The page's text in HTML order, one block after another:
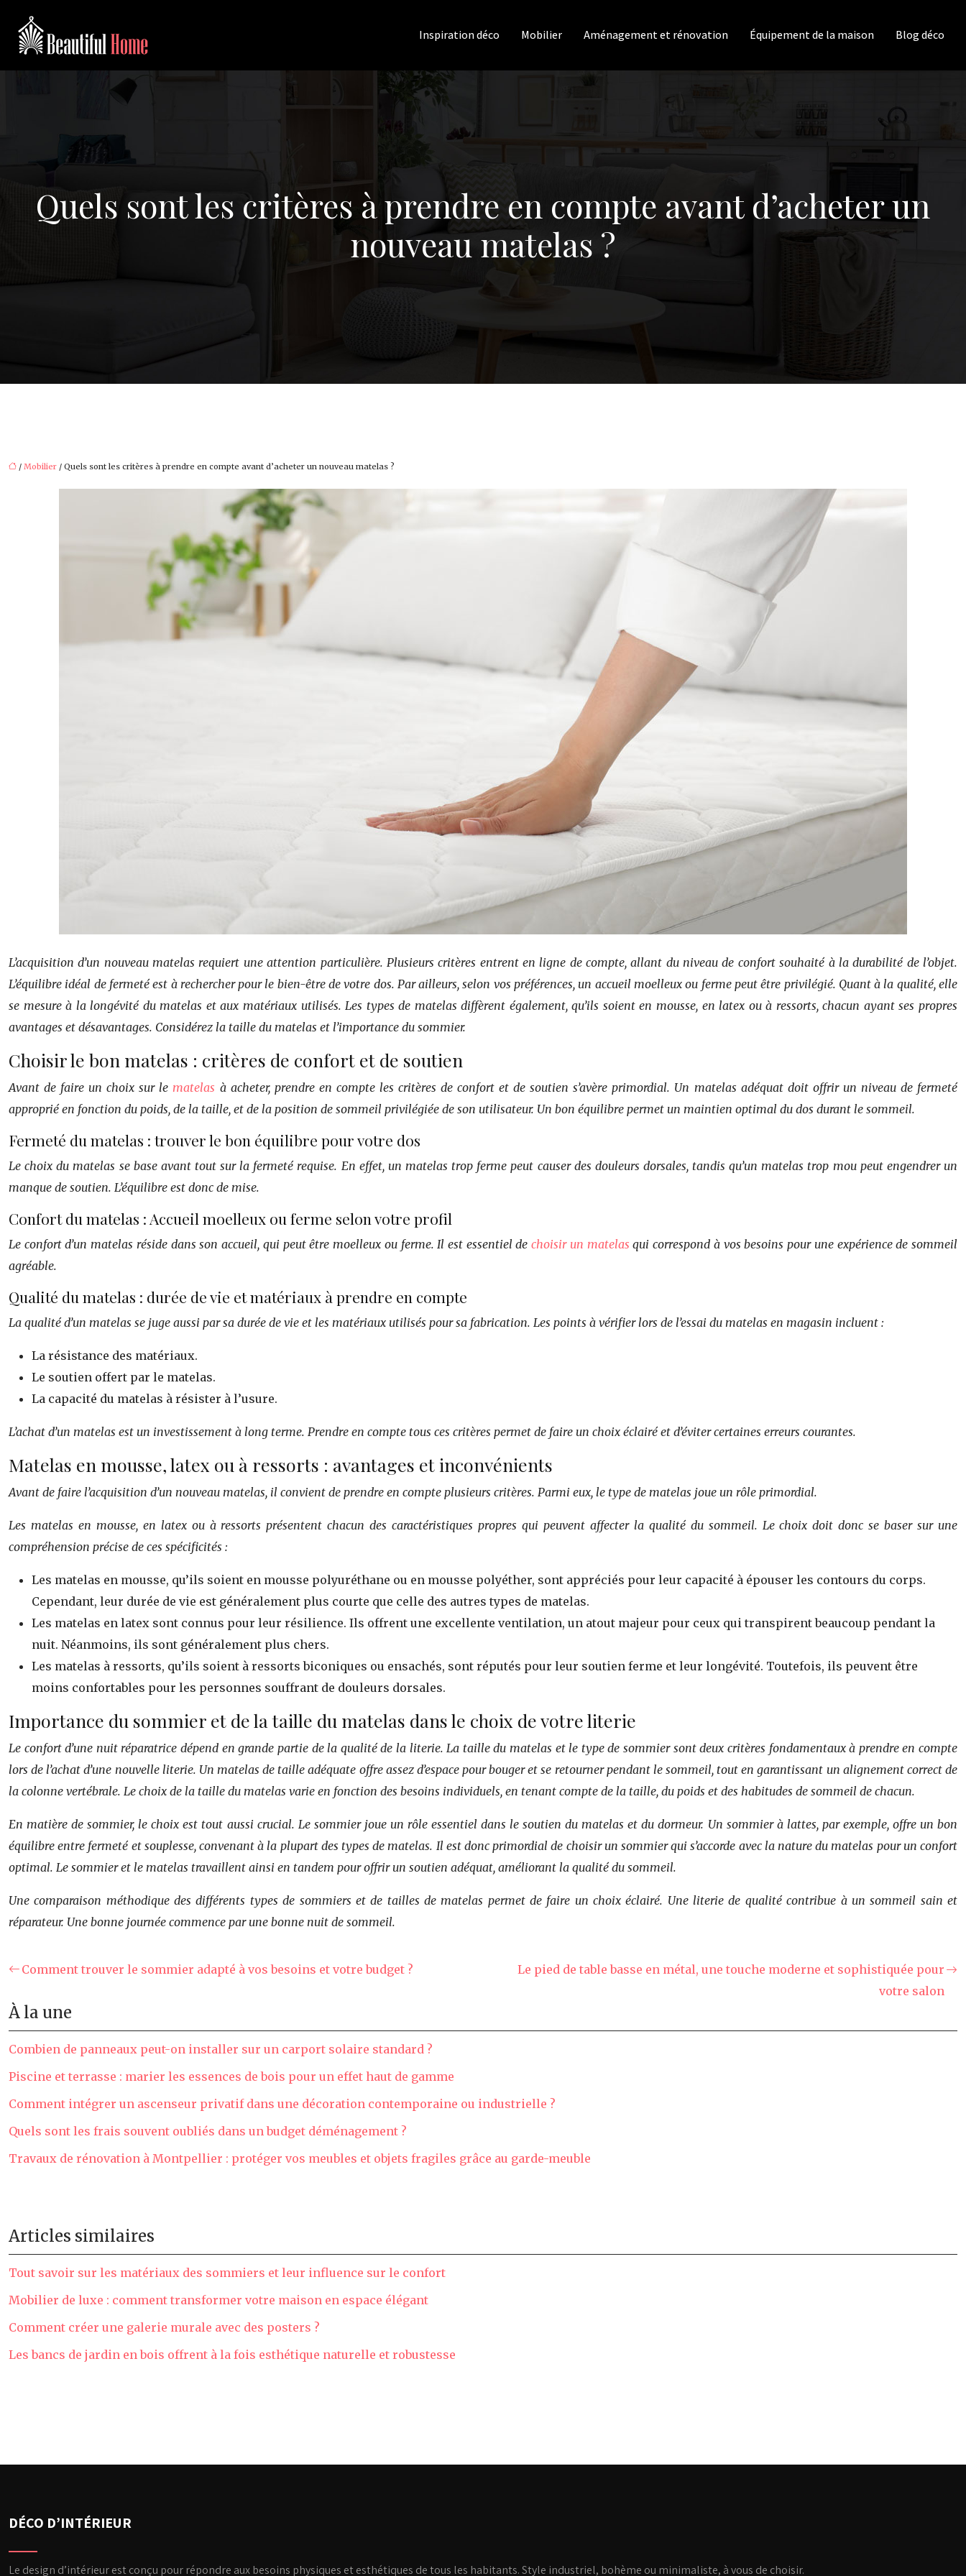
Inspiration déco Mobilier Aménagement et rénovation Équipement de la maison Blog déco
Quels sont les critères à prendre en compte avant d’acheter un
nouveau matelas ?
/ Mobilier / Quels sont les critères à prendre en compte avant d’acheter un nouveau matelas ?
L’acquisition d’un nouveau matelas requiert une attention particulière. Plusieurs critères entrent en ligne de compte, allant du niveau de confort souhaité à la durabilité de l’objet.
L’équilibre idéal de fermeté est à rechercher pour le bien-être de votre dos. Par ailleurs, selon vos préférences, un accueil moelleux ou ferme peut être privilégié. Quant à la qualité, elle
se mesure à la longévité du matelas et aux matériaux utilisés. Les types de matelas diffèrent également, qu’ils soient en mousse, en latex ou à ressorts, chacun ayant ses propres
avantages et désavantages. Considérez la taille du matelas et l’importance du sommier.
Choisir le bon matelas : critères de confort et de soutien
Avant de faire un choix sur le matelas à acheter, prendre en compte les critères de confort et de soutien s’avère primordial. Un matelas adéquat doit offrir un niveau de fermeté
approprié en fonction du poids, de la taille, et de la position de sommeil privilégiée de son utilisateur. Un bon équilibre permet un maintien optimal du dos durant le sommeil.
Fermeté du matelas : trouver le bon équilibre pour votre dos
Le choix du matelas se base avant tout sur la fermeté requise. En effet, un matelas trop ferme peut causer des douleurs dorsales, tandis qu’un matelas trop mou peut engendrer un
manque de soutien. L’équilibre est donc de mise.
Confort du matelas : Accueil moelleux ou ferme selon votre profil
Le confort d’un matelas réside dans son accueil, qui peut être moelleux ou ferme. Il est essentiel dechoisir un matelas qui correspond à vos besoins pour une expérience de sommeil
agréable.
Qualité du matelas : durée de vie et matériaux à prendre en compte
La qualité d’un matelas se juge aussi par sa durée de vie et les matériaux utilisés pour sa fabrication. Les points à vérifier lors de l’essai du matelas en magasin incluent :
La résistance des matériaux.
Le soutien offert par le matelas.
La capacité du matelas à résister à l’usure.
L’achat d’un matelas est un investissement à long terme. Prendre en compte tous ces critères permet de faire un choix éclairé et d’éviter certaines erreurs courantes.
Matelas en mousse, latex ou à ressorts : avantages et inconvénients
Avant de faire l’acquisition d’un nouveau matelas, il convient de prendre en compte plusieurs critères. Parmi eux, le type de matelas joue un rôle primordial.
Les matelas en mousse, en latex ou à ressorts présentent chacun des caractéristiques propres qui peuvent affecter la qualité du sommeil. Le choix doit donc se baser sur une
compréhension précise de ces spécificités :
Les matelas en mousse, qu’ils soient en mousse polyuréthane ou en mousse polyéther, sont appréciés pour leur capacité à épouser les contours du corps.
Cependant, leur durée de vie est généralement plus courte que celle des autres types de matelas.
Les matelas en latex sont connus pour leur résilience. Ils offrent une excellente ventilation, un atout majeur pour ceux qui transpirent beaucoup pendant la
nuit. Néanmoins, ils sont généralement plus chers.
Les matelas à ressorts, qu’ils soient à ressorts biconiques ou ensachés, sont réputés pour leur soutien ferme et leur longévité. Toutefois, ils peuvent être
moins confortables pour les personnes souffrant de douleurs dorsales.
Importance du sommier et de la taille du matelas dans le choix de votre literie
Le confort d’une nuit réparatrice dépend en grande partie de la qualité de la literie. La taille du matelas et le type de sommier sont deux critères fondamentaux à prendre en compte
lors de l’achat d’une nouvelle literie. Un matelas de taille adéquate offre assez d’espace pour bouger et se retourner pendant le sommeil, tout en garantissant un alignement correct de
la colonne vertébrale. Le choix de la taille du matelas varie en fonction des besoins individuels, en tenant compte de la taille, du poids et des habitudes de sommeil de chacun.
En matière de sommier, le choix est tout aussi crucial. Le sommier joue un rôle essentiel dans le soutien du matelas et du dormeur. Un sommier à lattes, par exemple, offre un bon
équilibre entre fermeté et souplesse, convenant à la plupart des types de matelas. Il est donc primordial de choisir un sommier qui s’accorde avec la nature du matelas pour un confort
optimal. Le sommier et le matelas travaillent ainsi en tandem pour offrir un soutien adéquat, améliorant la qualité du sommeil.
Une comparaison méthodique des différents types de sommiers et de tailles de matelas permet de faire un choix éclairé. Une literie de qualité contribue à un sommeil sain et
réparateur. Une bonne journée commence par une bonne nuit de sommeil.
Comment trouver le sommier adapté à vos besoins et votre budget ?
Le pied de table basse en métal, une touche moderne et sophistiquée pour
votre salon
À la une
Combien de panneaux peut-on installer sur un carport solaire standard ?
Piscine et terrasse : marier les essences de bois pour un effet haut de gamme
Comment intégrer un ascenseur privatif dans une décoration contemporaine ou industrielle ?
Quels sont les frais souvent oubliés dans un budget déménagement ?
Travaux de rénovation à Montpellier : protéger vos meubles et objets fragiles grâce au garde-meuble
Articles similaires
Tout savoir sur les matériaux des sommiers et leur influence sur le confort
Mobilier de luxe : comment transformer votre maison en espace élégant
Comment créer une galerie murale avec des posters ?
Les bancs de jardin en bois offrent à la fois esthétique naturelle et robustesse
DÉCO D’INTÉRIEUR
Le design d’intérieur est conçu pour répondre aux besoins physiques et esthétiques de tous les habitants. Style industriel, bohème ou minimaliste, à vous de choisir.